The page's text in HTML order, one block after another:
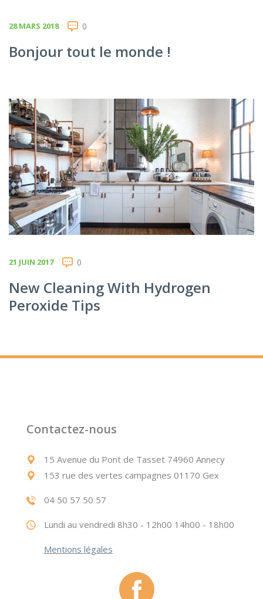
28 MARS 2018 0
Bonjour tout le monde !
21 JUIN 2017 0
New Cleaning With Hydrogen
Peroxide Tips
Contactez-nous
15 Avenue du Pont de Tasset 74960 Annecy
153 rue des vertes campagnes 01170 Gex
04 50 57 50 57
Lundi au vendredi 8h30 - 12h00 14h00 - 18h00
Mentions légales